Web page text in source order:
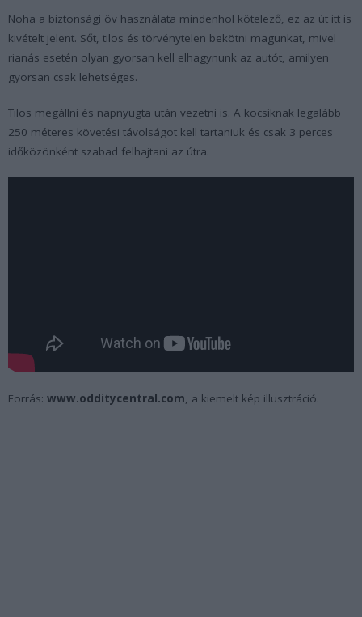
Noha a biztonsági öv használata mindenhol kötelező, ez az út itt is
kivételt jelent. Sőt, tilos és törvénytelen bekötni magunkat, mivel
rianás esetén olyan gyorsan kell elhagynunk az autót, amilyen
gyorsan csak lehetséges.
Tilos megállni és napnyugta után vezetni is. A kocsiknak legalább
250 méteres követési távolságot kell tartaniuk és csak 3 perces
időközönként szabad felhajtani az útra.
Forrás: www.odditycentral.com, a kiemelt kép illusztráció.